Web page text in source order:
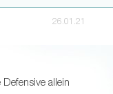
26.01.21
allein